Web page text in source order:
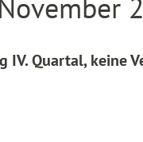
IV. Quartal, keine